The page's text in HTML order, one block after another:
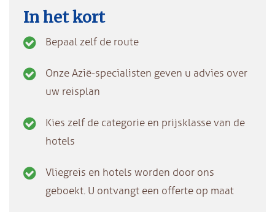
In het kort
Bepaal zelf de route
Onze Azië-specialisten geven u advies over
uw reisplan
Kies zelf de categorie en prijsklasse van de
hotels
Vliegreis en hotels worden door ons
geboekt. U ontvangt een offerte op maat